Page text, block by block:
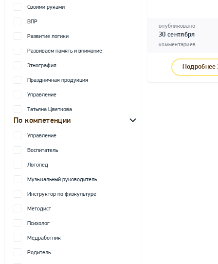
Своими руками
ВПР
Развитие логики
Развиваем память и внимание
Этнография
Праздничная продукция
Управление
Татьяна Цветкова
По компетенции
Управление
Воспитатель
Логопед
Музыкальный руководитель
Инструктор по физкультуре
Методист
Психолог
Медработник
Родитель
опубликовано
30 сентября
комментариев
Подробнее